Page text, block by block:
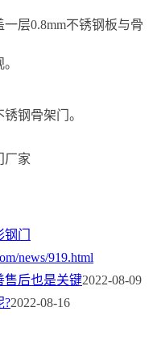
层0.8mm不锈钢板与骨
钢骨架门。
门
news/919.html
售后也是关键2022-08-09
?2022-08-16